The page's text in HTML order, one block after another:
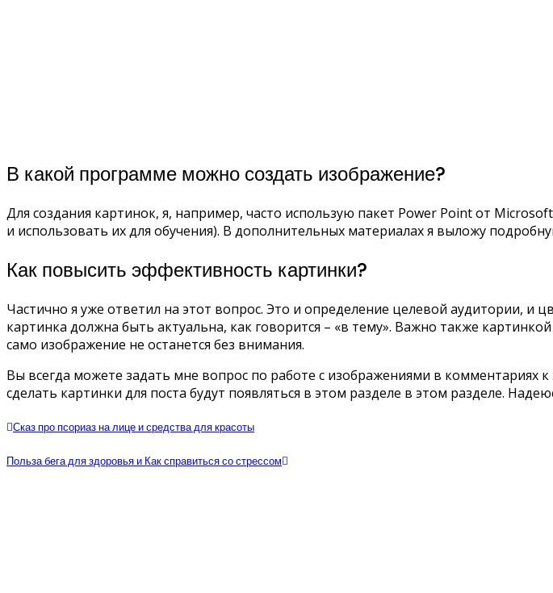
В какой программе можно создать изображение?
Для создания картинок, я, например, часто использую пакет Power Point от
и использовать их для обучения). В дополнительных материалах я выложу
Как повысить эффективность картинки?
Частично я уже ответил на этот вопрос. Это и определение целевой аудитории,
картинка должна быть актуальна, как говорится – «в тему». Важно также
само изображение не останется без внимания.
Вы всегда можете задать мне вопрос по работе с изображениями в комментариях
сделать картинки для поста будут появляться в этом разделе в этом разделе.
Сказ про псориаз на лице и средства для красоты
Польза бега для здоровья и Как справиться со стрессом